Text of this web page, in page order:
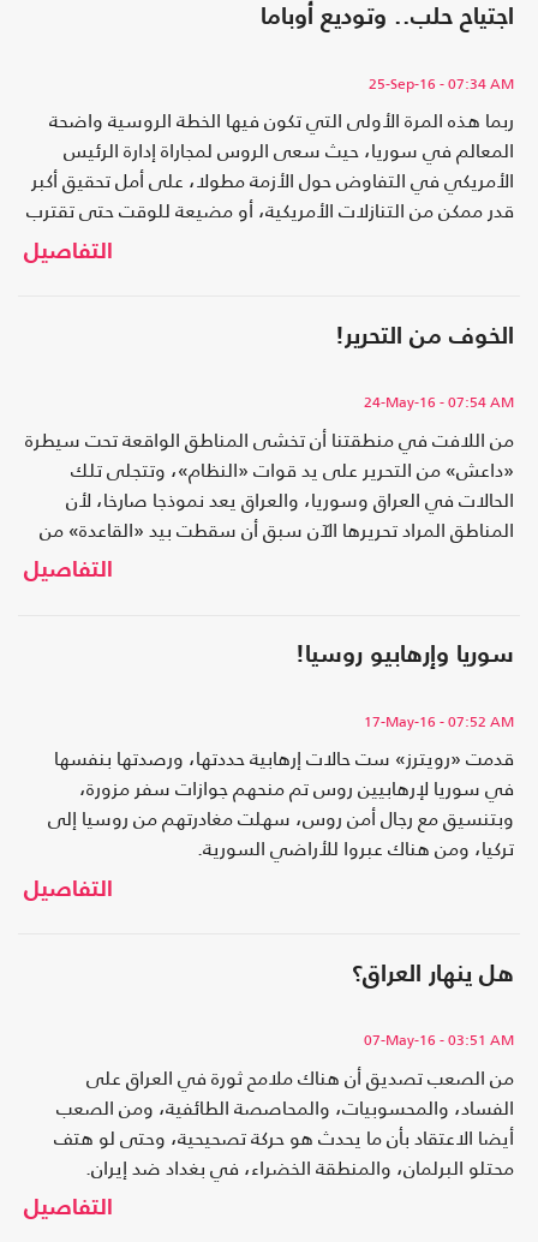
اجتياح حلب.. وتوديع أوباما
25-Sep-16 - 07:34 AM
ربما هذه المرة الأولى التي تكون فيها الخطة الروسية واضحة
المعالم في سوريا، حيث سعى الروس لمجاراة إدارة الرئيس
الأمريكي في التفاوض حول الأزمة مطولا، على أمل تحقيق أكبر
قدر ممكن من التنازلات الأمريكية، أو مضيعة للوقت حتى تقترب
التفاصيل
الخوف من التحرير!
24-May-16 - 07:54 AM
من اللافت في منطقتنا أن تخشى المناطق الواقعة تحت سيطرة
«داعش» من التحرير على يد قوات «النظام»، وتتجلى تلك
الحالات في العراق وسوريا، والعراق يعد نموذجا صارخا، لأن
المناطق المراد تحريرها الآن سبق أن سقطت بيد «القاعدة» من
التفاصيل
سوريا وإرهابيو روسيا!
17-May-16 - 07:52 AM
قدمت «رويترز» ست حالات إرهابية حددتها، ورصدتها بنفسها
في سوريا لإرهابيين روس تم منحهم جوازات سفر مزورة،
وبتنسيق مع رجال أمن روس، سهلت مغادرتهم من روسيا إلى
تركيا، ومن هناك عبروا للأراضي السورية.
التفاصيل
هل ينهار العراق؟
07-May-16 - 03:51 AM
من الصعب تصديق أن هناك ملامح ثورة في العراق على
الفساد، والمحسوبيات، والمحاصصة الطائفية، ومن الصعب
أيضا الاعتقاد بأن ما يحدث هو حركة تصحيحية، وحتى لو هتف
محتلو البرلمان، والمنطقة الخضراء، في بغداد ضد إيران.
التفاصيل